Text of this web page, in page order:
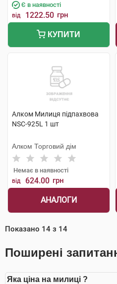
Є в наявності
від 1222.50 грн
КУПИТИ
Алком Милиця підпахвова
NSC-925L 1 шт
Алком Торговий дім
Немає в наявності
від 624.00 грн
АНАЛОГИ
Показано 14 з 14
Поширені
Яка ціна на милиці ?